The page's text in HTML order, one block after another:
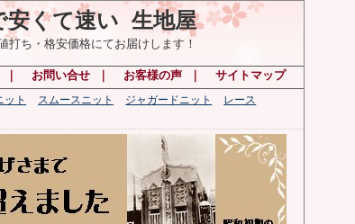
くて速い 生地屋
ち・格安価格にてお届けします！
お問い合せ お客様の声 サイトマップ
ット スムースニット ジャガードニット
レース